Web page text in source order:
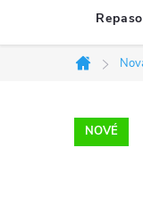
Domů
NOVÉ